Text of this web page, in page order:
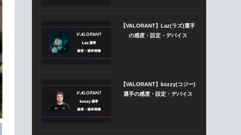
【VALORANT】Laz(ラズ)選手
の感度・設定・デバイス
【VALORANT】kozzy(コジー)
選手の感度・設定・デバイス